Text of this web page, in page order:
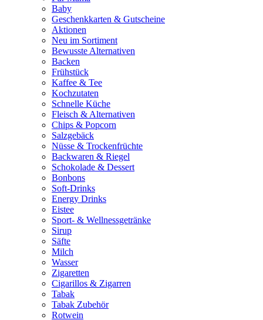
Baby
Geschenkkarten & Gutscheine
Aktionen
Neu im Sortiment
Bewusste Alternativen
Backen
Frühstück
Kaffee & Tee
Kochzutaten
Schnelle Küche
Fleisch & Alternativen
Chips & Popcorn
Salzgebäck
Nüsse & Trockenfrüchte
Backwaren & Riegel
Schokolade & Dessert
Bonbons
Soft-Drinks
Energy Drinks
Eistee
Sport- & Wellnessgetränke
Sirup
Säfte
Milch
Wasser
Zigaretten
Cigarillos & Zigarren
Tabak
Tabak Zubehör
Rotwein